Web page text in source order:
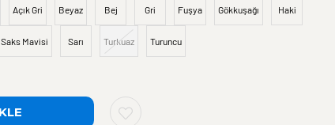
Açık Gri Beyaz Bej Gri Fuşya Gökkuşağı Haki
Saks Mavisi Sarı Turkuaz Turuncu